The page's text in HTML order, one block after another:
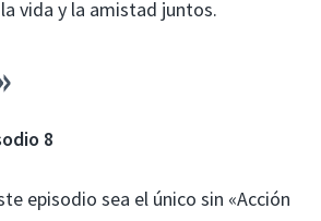
vida y la amistad juntos.
8
episodio sea el único sin «Acción